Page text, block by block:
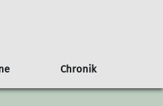
Chronik